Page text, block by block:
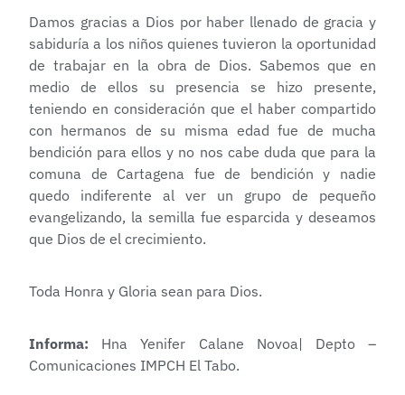
Damos gracias a Dios por haber llenado de gracia y
sabiduría a los niños quienes tuvieron la oportunidad
de trabajar en la obra de Dios. Sabemos que en
medio de ellos su presencia se hizo presente,
teniendo en consideración que el haber compartido
con hermanos de su misma edad fue de mucha
bendición para ellos y no nos cabe duda que para la
comuna de Cartagena fue de bendición y nadie
quedo indiferente al ver un grupo de pequeño
evangelizando, la semilla fue esparcida y deseamos
que Dios de el crecimiento.
Toda Honra y Gloria sean para Dios.
Informa: Hna Yenifer Calane Novoa| Depto –
Comunicaciones IMPCH El Tabo.